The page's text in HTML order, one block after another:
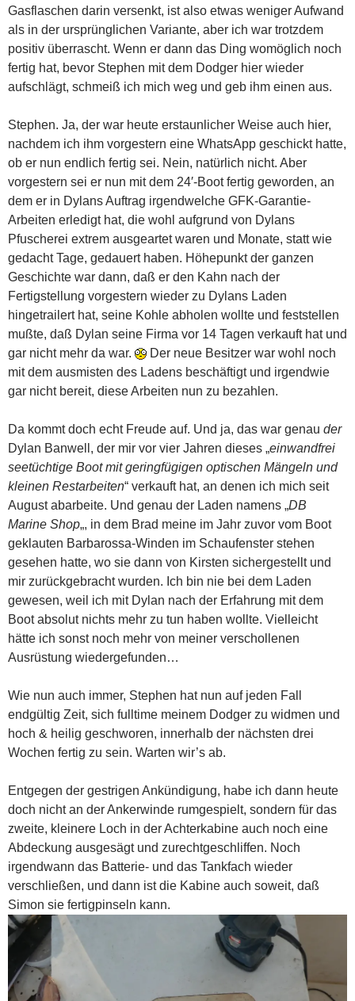
Gasflaschen darin versenkt, ist also etwas weniger Aufwand
als in der ursprünglichen Variante, aber ich war trotzdem
positiv überrascht. Wenn er dann das Ding womöglich noch
fertig hat, bevor Stephen mit dem Dodger hier wieder
aufschlägt, schmeiß ich mich weg und geb ihm einen aus.
Stephen. Ja, der war heute erstaunlicher Weise auch hier,
nachdem ich ihm vorgestern eine WhatsApp geschickt hatte,
ob er nun endlich fertig sei. Nein, natürlich nicht. Aber
vorgestern sei er nun mit dem 24′-Boot fertig geworden, an
dem er in Dylans Auftrag irgendwelche GFK-Garantie-
Arbeiten erledigt hat, die wohl aufgrund von Dylans
Pfuscherei extrem ausgeartet waren und Monate, statt wie
gedacht Tage, gedauert haben. Höhepunkt der ganzen
Geschichte war dann, daß er den Kahn nach der
Fertigstellung vorgestern wieder zu Dylans Laden
hingetrailert hat, seine Kohle abholen wollte und feststellen
mußte, daß Dylan seine Firma vor 14 Tagen verkauft hat und
gar nicht mehr da war.
Der neue Besitzer war wohl noch
mit dem ausmisten des Ladens beschäftigt und irgendwie
gar nicht bereit, diese Arbeiten nun zu bezahlen.
Da kommt doch echt Freude auf. Und ja, das war genau der
Dylan Banwell, der mir vor vier Jahren dieses „einwandfrei
seetüchtige Boot mit geringfügigen optischen Mängeln und
kleinen Restarbeiten“ verkauft hat, an denen ich mich seit
August abarbeite. Und genau der Laden namens „DB
Marine Shop„, in dem Brad meine im Jahr zuvor vom Boot
geklauten Barbarossa-Winden im Schaufenster stehen
gesehen hatte, wo sie dann von Kirsten sichergestellt und
mir zurückgebracht wurden. Ich bin nie bei dem Laden
gewesen, weil ich mit Dylan nach der Erfahrung mit dem
Boot absolut nichts mehr zu tun haben wollte. Vielleicht
hätte ich sonst noch mehr von meiner verschollenen
Ausrüstung wiedergefunden…
Wie nun auch immer, Stephen hat nun auf jeden Fall
endgültig Zeit, sich fulltime meinem Dodger zu widmen und
hoch & heilig geschworen, innerhalb der nächsten drei
Wochen fertig zu sein. Warten wir’s ab.
Entgegen der gestrigen Ankündigung, habe ich dann heute
doch nicht an der Ankerwinde rumgespielt, sondern für das
zweite, kleinere Loch in der Achterkabine auch noch eine
Abdeckung ausgesägt und zurechtgeschliffen. Noch
irgendwann das Batterie- und das Tankfach wieder
verschließen, und dann ist die Kabine auch soweit, daß
Simon sie fertigpinseln kann.